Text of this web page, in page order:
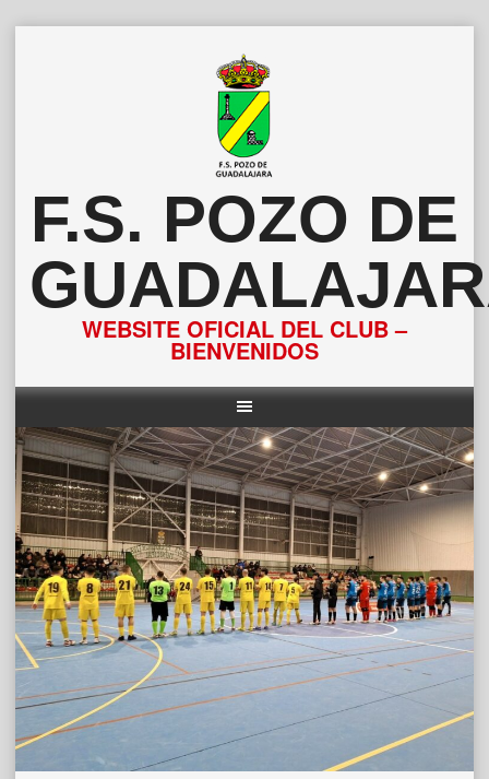
F.S. POZO DE
WEBSITE OFICIAL DEL CLUB –
BIENVENIDOS